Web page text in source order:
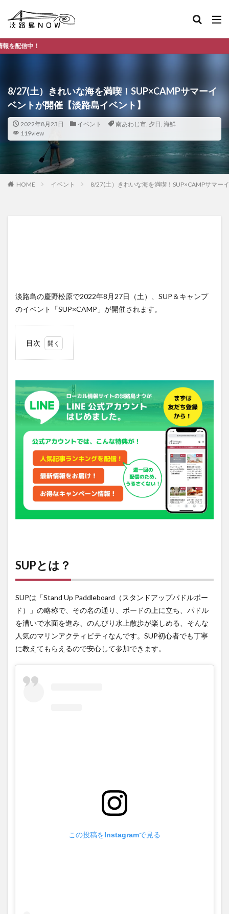
8/27(土）きれいな海を満喫！SUP×CAMPサマーイ
ベントが開催【淡路島イベント】
2022年8月23日 イベント 南あわじ市, 夕日, 海鮮
119view
HOME イベント 8/27(土）きれいな海を満喫！SUP×CAMPサマー
淡路島の慶野松原で2022年8月27日（土）、SUP＆キャンプ
のイベント「SUP×CAMP」が開催されます。
目次
2
今回
のイ
ベン
トは
も同
楽し
る！
3
ー
スケ
ジュ
ール
4
開催
SUPとは？
SUPは「Stand Up Paddleboard（スタンドアップパドルボー
ド）」の略称で、その名の通り、ボードの上に立ち、パドル
を漕いで水面を進み、のんびり水上散歩が楽しめる、そんな
人気のマリンアクティビティなんです。SUP初心者でも丁寧
に教えてもらえるので安心して参加できます。
この投稿をInstagramで見る